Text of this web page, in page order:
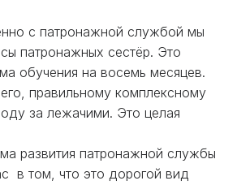
с патронажной службой мы
патронажных сестёр. Это
обучения на восемь месяцев.
правильному комплексному
за лежачими. Это целая
развития патронажной службы
в том, что это дорогой вид